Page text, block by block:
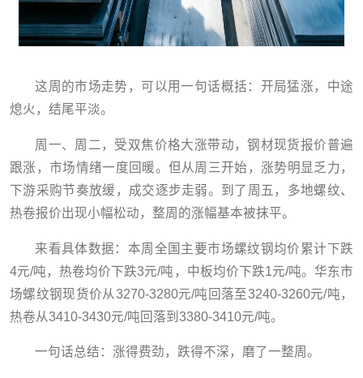
这周的市场走势，可以用一句话概括：开局猛涨，中途
熄火，结尾平淡。
周一、周二，受双焦价格大涨带动，钢材现货报价普遍
跟涨，市场情绪一度回暖。但从周三开始，涨势明显乏力，
下游采购节奏放缓，成交逐步走弱。到了周五，多地螺纹、
热卷报价出现小幅松动，整周的涨幅基本被抹平。
来看具体数据：本周全国主要市场螺纹钢均价累计下跌
4元/吨，热卷均价下跌3元/吨，中板均价下跌1元/吨。华东市
场螺纹钢现货价从3270-3280元/吨回落至3240-3260元/吨，
热卷从3410-3430元/吨回落到3380-3410元/吨。
一句话总结：涨得费劲，跌得不深，磨了一整周。